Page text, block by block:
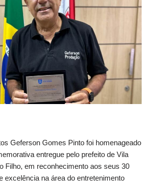
Geferson Gomes Pinto foi homenageado
entregue pelo prefeito de Vila
Filho, em reconhecimento aos seus 30
excelência na área do entretenimento